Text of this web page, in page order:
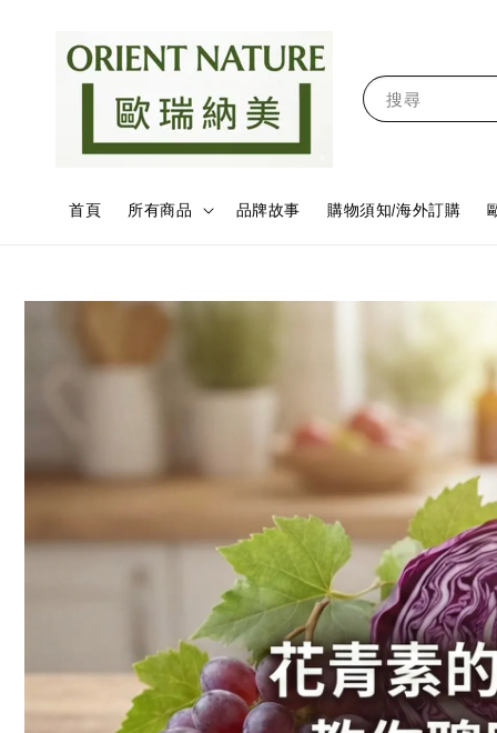
搜尋
首頁 所有商品 品牌故事 購物須知/海外訂購